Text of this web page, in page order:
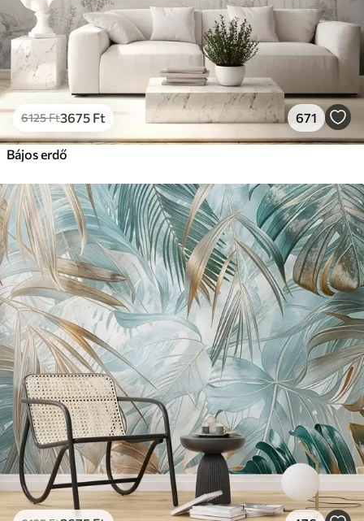
6125Ft3675 Ft 671
Bájos erdő